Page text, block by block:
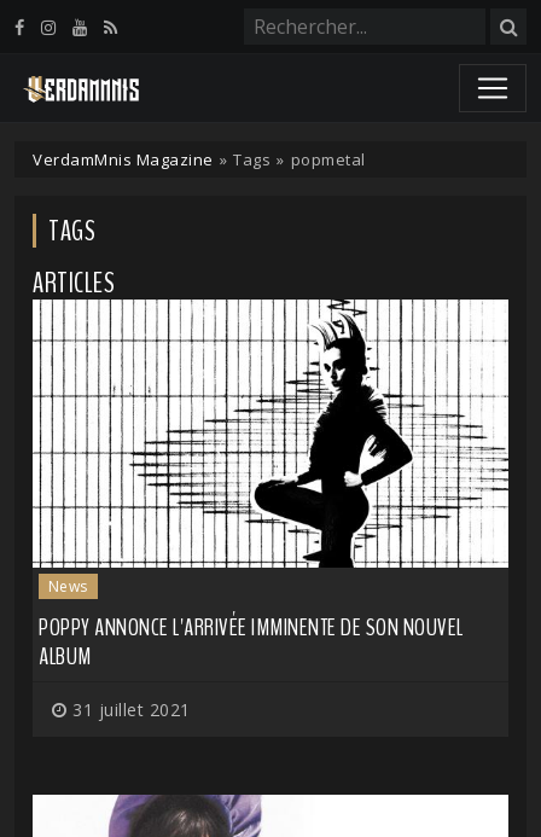
VerdamMnis Magazine » Tags » popmetal
TAGS
ARTICLES
News
POPPY ANNONCE L'ARRIVÉE IMMINENTE DE SON NOUVEL
ALBUM
31 juillet 2021
Panneau de gestion des cookies